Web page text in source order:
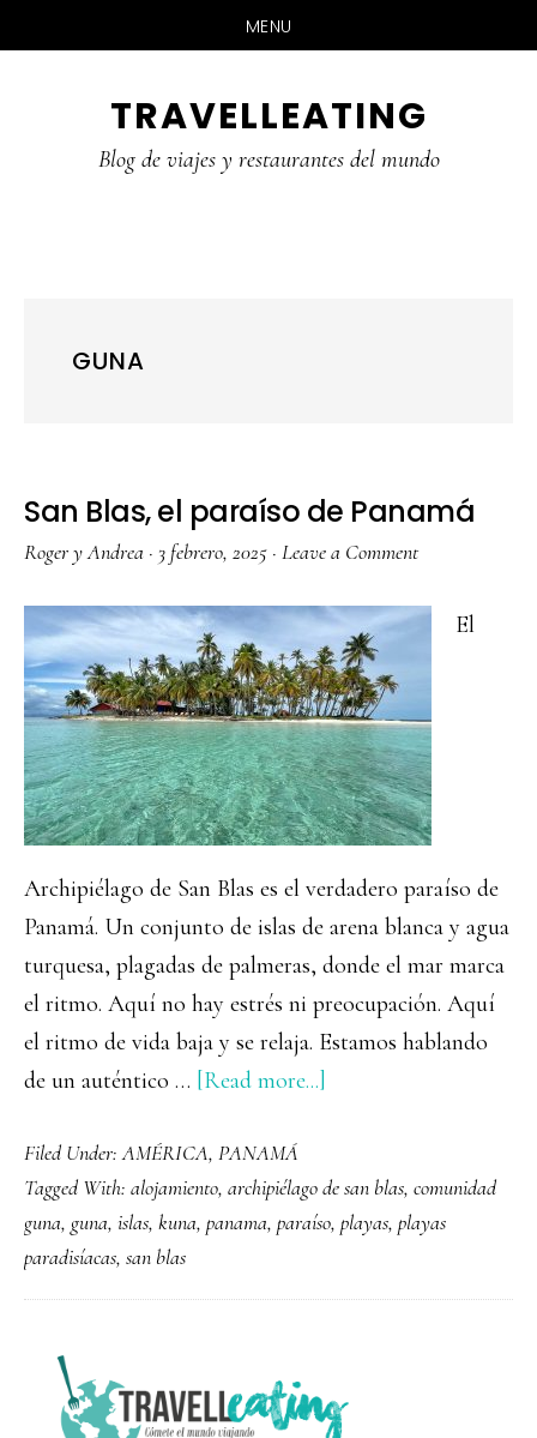
MENU
TRAVELLEATING
Blog de viajes y restaurantes del mundo
GUNA
San Blas, el paraíso de Panamá
Roger y Andrea · 3 febrero, 2025 · Leave a Comment
El
Archipiélago de San Blas es el verdadero paraíso de
Panamá. Un conjunto de islas de arena blanca y agua
turquesa, plagadas de palmeras, donde el mar marca
el ritmo. Aquí no hay estrés ni preocupación. Aquí
el ritmo de vida baja y se relaja. Estamos hablando
de un auténtico … [Read more...]
el
paraíso
Panamá
Filed Under:AMÉRICA, PANAMÁ
Tagged With: alojamiento, archipiélago de san blas, comunidad
guna, guna, islas, kuna, panama, paraíso, playas, playas
paradisíacas, san blas
PRIMARY
SIDEBAR